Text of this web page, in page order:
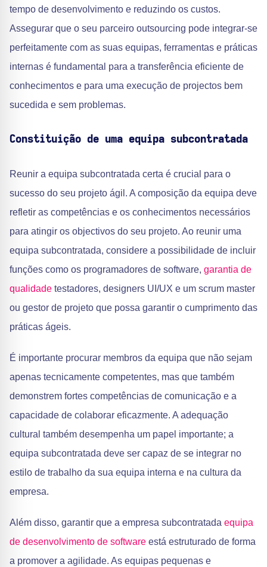
tempo de desenvolvimento e reduzindo os custos.
Assegurar que o seu parceiro outsourcing pode integrar-se
perfeitamente com as suas equipas, ferramentas e práticas
internas é fundamental para a transferência eficiente de
conhecimentos e para uma execução de projectos bem
sucedida e sem problemas.
Constituição de uma equipa subcontratada
Reunir a equipa subcontratada certa é crucial para o
sucesso do seu projeto ágil. A composição da equipa deve
refletir as competências e os conhecimentos necessários
para atingir os objectivos do seu projeto. Ao reunir uma
equipa subcontratada, considere a possibilidade de incluir
funções como os programadores de software, garantia de
qualidade testadores, designers UI/UX e um scrum master
ou gestor de projeto que possa garantir o cumprimento das
práticas ágeis.
É importante procurar membros da equipa que não sejam
apenas tecnicamente competentes, mas que também
demonstrem fortes competências de comunicação e a
capacidade de colaborar eficazmente. A adequação
cultural também desempenha um papel importante; a
equipa subcontratada deve ser capaz de se integrar no
estilo de trabalho da sua equipa interna e na cultura da
empresa.
Além disso, garantir que a empresa subcontratada equipa
de desenvolvimento de software está estruturado de forma
a promover a agilidade. As equipas pequenas e